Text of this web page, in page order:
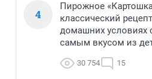
4
Пирожное
классический
домашних условиях
самым вкусом из
30 754 15